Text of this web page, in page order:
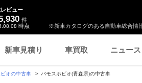
※新車カタログのある自動車総合情
ビュー
件
時点
新車見積り 車買取 ニュース
オの中古車 バモスホビオ(青森県)の中古車